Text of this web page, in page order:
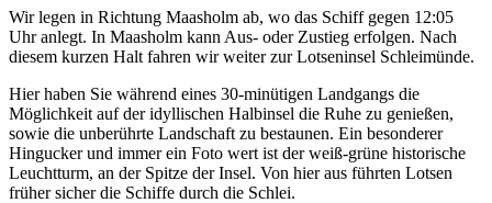
Wir legen in Richtung Maasholm ab, wo das Schiff gegen 12:05
Uhr anlegt. In Maasholm kann Aus- oder Zustieg erfolgen. Nach
diesem kurzen Halt fahren wir weiter zur Lotseninsel Schleimünde.
Hier haben Sie während eines 30-minütigen Landgangs die
Möglichkeit auf der idyllischen Halbinsel die Ruhe zu genießen,
sowie die unberührte Landschaft zu bestaunen. Ein besonderer
Hingucker und immer ein Foto wert ist der weiß-grüne historische
Leuchtturm, an der Spitze der Insel. Von hier aus führten Lotsen
früher sicher die Schiffe durch die Schlei.